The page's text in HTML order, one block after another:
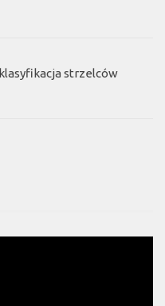
strzelców